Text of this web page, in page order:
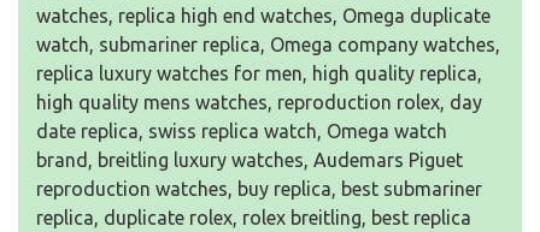
watches, replica high end watches, Omega duplicate
watch, submariner replica, Omega company watches,
replica luxury watches for men, high quality replica,
high quality mens watches, reproduction rolex, day
date replica, swiss replica watch, Omega watch
brand, breitling luxury watches, Audemars Piguet
reproduction watches, buy replica, best submariner
replica, duplicate rolex, rolex breitling, best replica